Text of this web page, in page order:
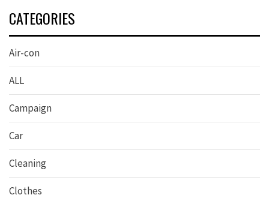
CATEGORIES
Air-con
ALL
Campaign
Car
Cleaning
Clothes